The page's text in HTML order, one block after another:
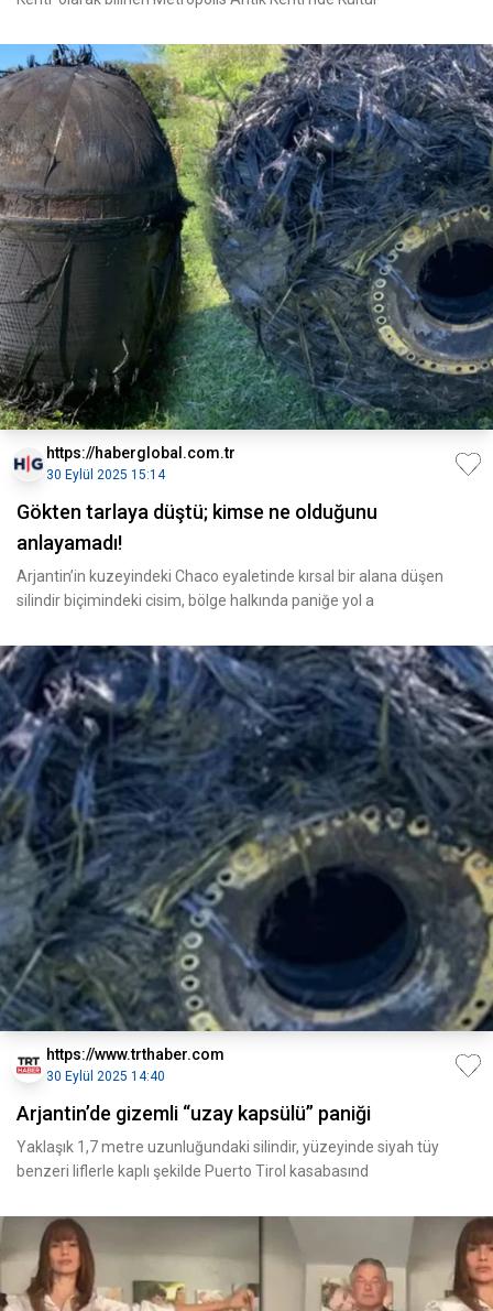
https://haberglobal.com.tr
30 Eylül 2025 15:14
Gökten tarlaya düştü; kimse ne olduğunu
anlayamadı!
Arjantin’in kuzeyindeki Chaco eyaletinde kırsal bir alana düşen
silindir biçimindeki cisim, bölge halkında paniğe yol a
https://www.trthaber.com
30 Eylül 2025 14:40
Arjantin’de gizemli “uzay kapsülü” paniği
Yaklaşık 1,7 metre uzunluğundaki silindir, yüzeyinde siyah tüy
benzeri liflerle kaplı şekilde Puerto Tirol kasabasınd